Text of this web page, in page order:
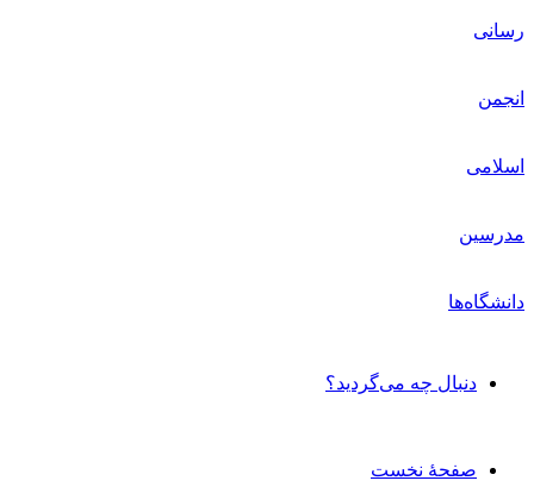
دنبال چه می‌گردید؟
صفحۀ نخست